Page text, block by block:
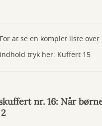
For at se en komplet liste
indhold tryk her: Kuffert 15
nr. 16: Når